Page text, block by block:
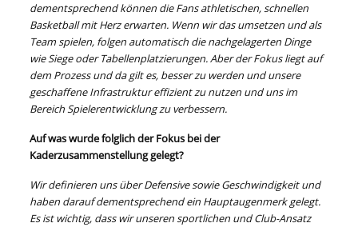
dementsprechend können die Fans athletischen, schnellen
Basketball mit Herz erwarten. Wenn wir das umsetzen und als
Team spielen, folgen automatisch die nachgelagerten Dinge
wie Siege oder Tabellenplatzierungen. Aber der Fokus liegt auf
dem Prozess und da gilt es, besser zu werden und unsere
geschaffene Infrastruktur effizient zu nutzen und uns im
Bereich Spielerentwicklung zu verbessern.
Auf was wurde folglich der Fokus bei der
Kaderzusammenstellung gelegt?
Wir definieren uns über Defensive sowie Geschwindigkeit und
haben darauf dementsprechend ein Hauptaugenmerk gelegt.
Es ist wichtig, dass wir unseren sportlichen und Club-Ansatz